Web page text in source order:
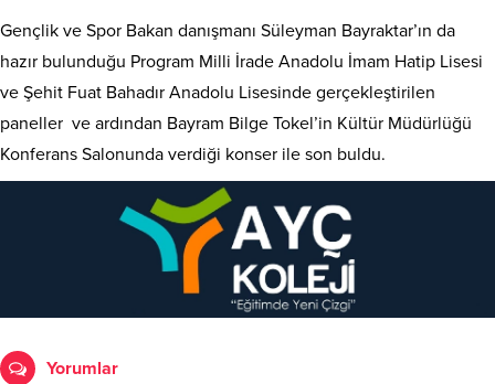
Gençlik ve Spor Bakan danışmanı Süleyman Bayraktar’ın da
hazır bulunduğu Program Milli İrade Anadolu İmam Hatip Lisesi
ve Şehit Fuat Bahadır Anadolu Lisesinde gerçekleştirilen
paneller ve ardından Bayram Bilge Tokel’in Kültür Müdürlüğü
Konferans Salonunda verdiği konser ile son buldu.
Yorumlar